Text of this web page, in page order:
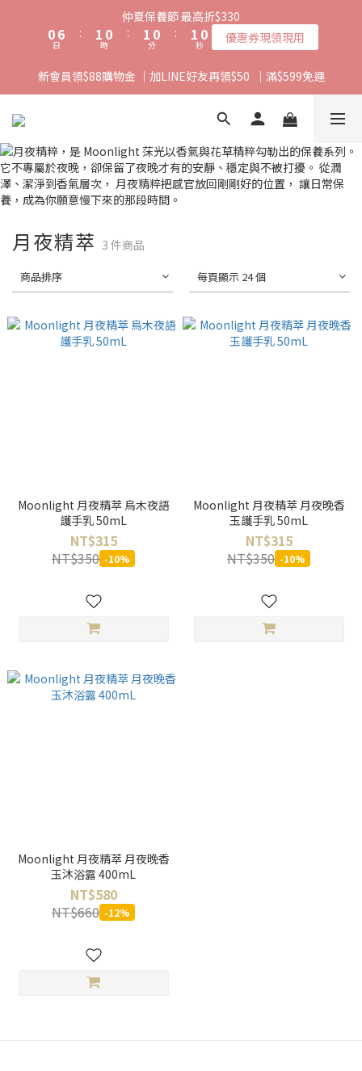
仲夏保養節 最高折$330
06
5
4
3
日
:
1
0
0
時
:
2
1
0
1
0
分
:
2
1
0
1
0
秒 優惠券現領現用
新會員領$88購物金 ｜加LINE好友再領$50  ｜滿$599免運
月夜精萃 3 件商品
商品排序 每頁顯示 24 個
Moonlight 月夜精萃 烏木夜語
護手乳 50mL
NT$315
NT$350 -10%
Moonlight 月夜精萃 月夜晚香
玉護手乳 50mL
NT$315
NT$350 -10%
Moonlight 月夜精萃 月夜晚香
玉沐浴露 400mL
NT$580
NT$660 -12%